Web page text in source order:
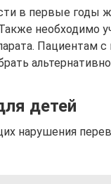
в первые годы
необходимо
Пациентам
детей
нарушения